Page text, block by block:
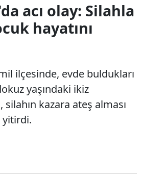
acı olay: Silahla
hayatını
ilçesinde, evde buldukları
yaşındaki ikiz
kazara ateş alması
yitirdi.